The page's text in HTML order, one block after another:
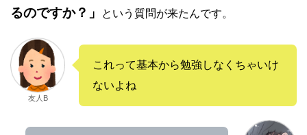
るのですか？」
という質問が来たんです。
友人B
これって基本から勉強しなくちゃいけ
ないよね